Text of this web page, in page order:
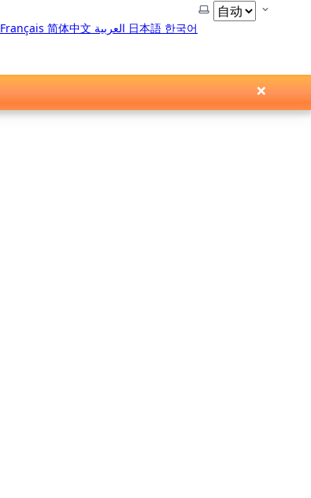
Français 简体中文 日本語 한국어
选择主题
×